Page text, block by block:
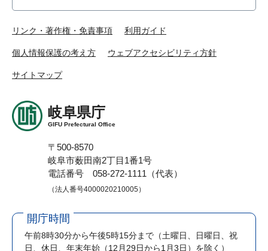
リンク・著作権・免責事項 利用ガイド
個人情報保護の考え方 ウェブアクセシビリティ方針
サイトマップ
岐阜県庁
GIFU Prefectural Office
〒500-8570
岐阜市薮田南2丁目1番1号
電話番号 058-272-1111（代表）
（法人番号4000020210005）
開庁時間
午前8時30分から午後5時15分まで （土曜日、日曜日、祝
日、休日、年末年始（12月29日から1月3日）を除く）